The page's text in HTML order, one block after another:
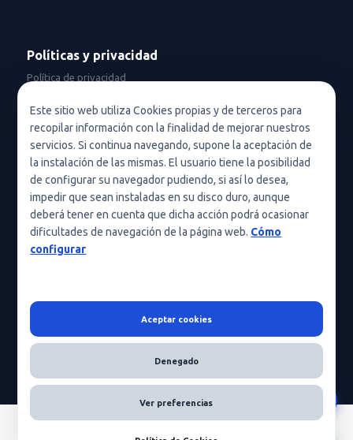
Este sitio web utiliza Cookies propias y de terceros para
recopilar información con la finalidad de mejorar nuestros
servicios. Si continua navegando, supone la aceptación de
la instalación de las mismas. El usuario tiene la posibilidad
de configurar su navegador pudiendo, si así lo desea,
impedir que sean instaladas en su disco duro, aunque
deberá tener en cuenta que dicha acción podrá ocasionar
dificultades de navegación de la página web. Cómo
configurar
Aceptar cookies
Denegado
Ver preferencias
Políticas y privacidad
Política de privacidad
Política de privacidad en redes sociales
Condiciones de uso
Política de cookies (UE)
Política de cookies
Condiciones generales de contratación
Nota legal